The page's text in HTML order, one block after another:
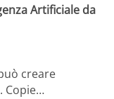
Artificiale da
creare
Copie…